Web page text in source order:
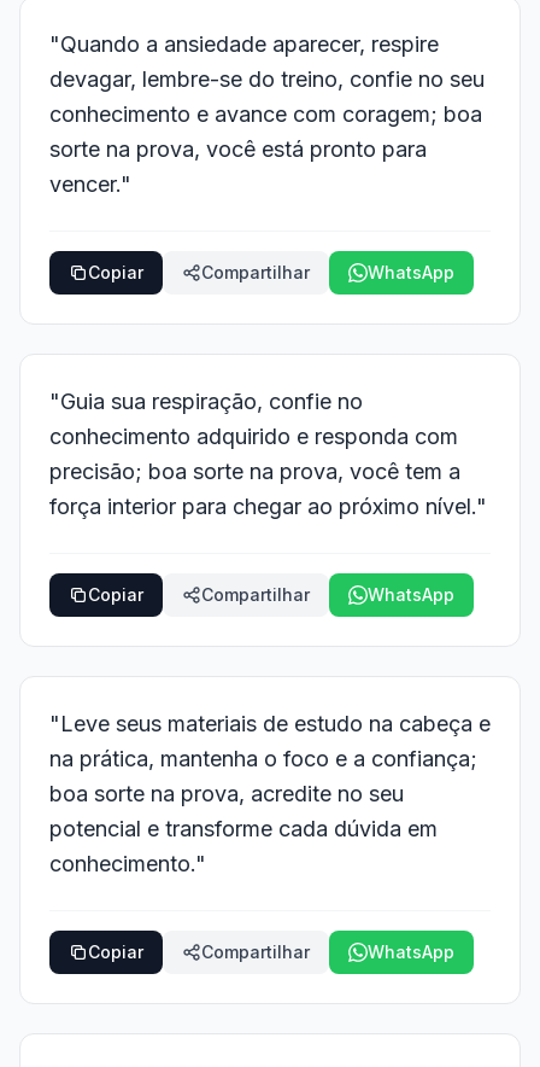
"Quando a ansiedade aparecer, respire
devagar, lembre-se do treino, confie no seu
conhecimento e avance com coragem; boa
sorte na prova, você está pronto para
vencer."
Copiar Compartilhar WhatsApp
"Guia sua respiração, confie no
conhecimento adquirido e responda com
precisão; boa sorte na prova, você tem a
força interior para chegar ao próximo nível."
Copiar Compartilhar WhatsApp
"Leve seus materiais de estudo na cabeça e
na prática, mantenha o foco e a confiança;
boa sorte na prova, acredite no seu
potencial e transforme cada dúvida em
conhecimento."
Copiar Compartilhar WhatsApp